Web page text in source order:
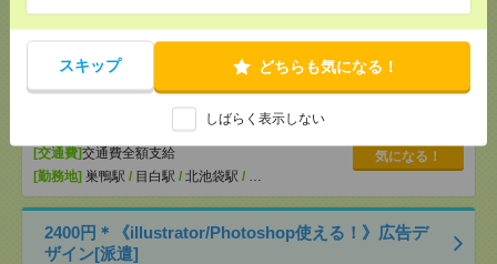
スキップ どちらも気になる！
しばらく表示しない
【オープニング募集】おばあちゃんのお散歩付き添
いも仕事の1つ[派遣]
無資格未経験：時給1500円～ ■週払い
OK ■扶養内OK ■日収1万2000円以上
[交通費]交通費全額支給
[勤務地] 巣鴨駅 / 目白駅 / 北池袋駅 / …
気になる！
2400円＊《illustrator/Photoshop使える！》広告デ
ザイン[派遣]